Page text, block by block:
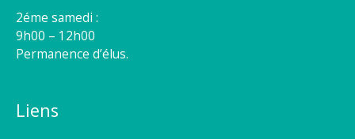
2éme samedi :
9h00 – 12h00
Permanence d’élus.
Liens